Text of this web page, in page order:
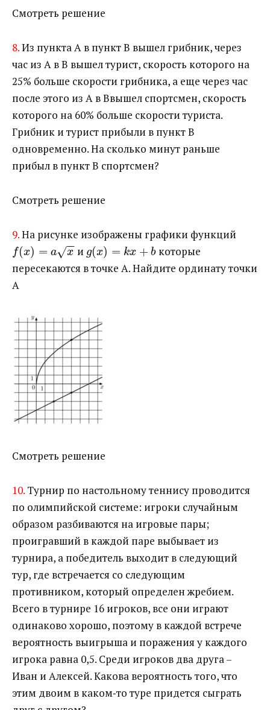
Смотреть решение
8.Из пункта А в пункт В вышел грибник, через
час из А в В вышел турист, скорость которого на
25% больше скорости грибника, а еще через час
после этого из А в Ввышел спортсмен, скорость
которого на 60% больше скорости туриста.
Грибник и турист прибыли в пункт В
одновременно. На сколько минут раньше
прибыл в пункт В спортсмен?
Смотреть решение
9.На рисунке изображены графики функций ​
f(x) = a x
−
−
√ ​ и ​ g(x) = kx + b​ которые
пересекаются в точке А. Найдите ординату точки
А
Смотреть решение
10. Турнир по настольному теннису проводится
по олимпийской системе: игроки случайным
образом разбиваются на игровые пары;
проигравший в каждой паре выбывает из
турнира, а победитель выходит в следующий
тур, где встречается со следующим
противником, который определен жребием.
Всего в турнире 16 игроков, все они играют
одинаково хорошо, поэтому в каждой встрече
вероятность выигрыша и поражения у каждого
игрока равна 0,5. Среди игроков два друга –
Иван и Алексей. Какова вероятность того, что
этим двоим в каком‐то туре придется сыграть